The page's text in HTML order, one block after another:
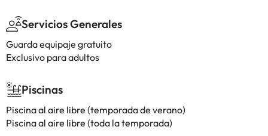
Servicios Generales
Guarda equipaje gratuito
Exclusivo para adultos
Piscinas
Piscina al aire libre (temporada de verano)
Piscina al aire libre (toda la temporada)